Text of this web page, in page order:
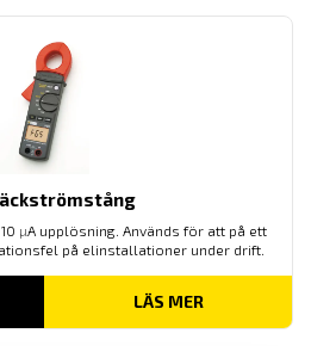
µA upplösning. Används för att på ett
på elinstallationer under drift.
LÄS MER